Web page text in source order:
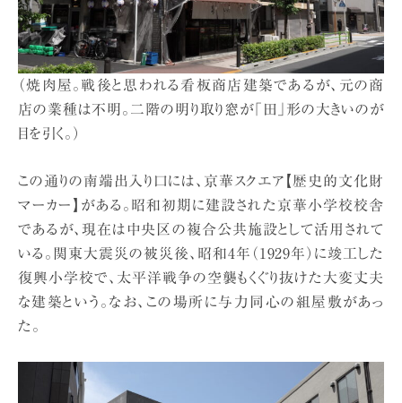
（焼肉屋。戦後と思われる看板商店建築であるが、元の商
店の業種は不明。二階の明り取り窓が「田」形の大きいのが
目を引く。）
この通りの南端出入り口には、京華スクエア【歴史的文化財
マーカー】がある。昭和初期に建設された京華小学校校舎
であるが、現在は中央区の複合公共施設として活用されて
いる。関東大震災の被災後、昭和4年（1929年）に竣工した
復興小学校で、太平洋戦争の空襲もくぐり抜けた大変丈夫
な建築という。なお、この場所に与力同心の組屋敷があっ
た。